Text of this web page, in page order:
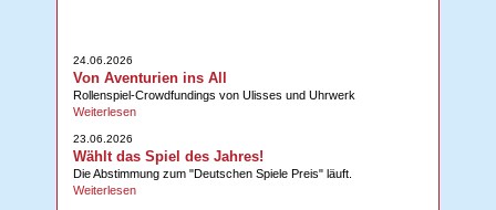
24.06.2026
Von Aventurien ins All
Rollenspiel-Crowdfundings von Ulisses und Uhrwerk
Weiterlesen
23.06.2026
Wählt das Spiel des Jahres!
Die Abstimmung zum "Deutschen Spiele Preis" läuft.
Weiterlesen